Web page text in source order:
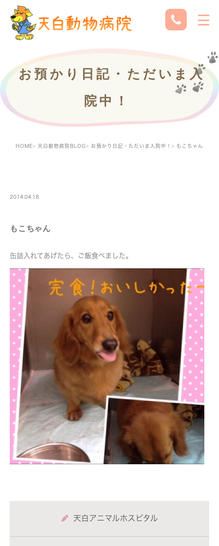
お預かり日記・ただいま入
院中！
HOME 天白動物病院BLOG お預かり日記・ただいま入院中！ もこちゃん
2014.04.18
もこちゃん
缶詰入れてあげたら、ご飯食べました。
天白アニマルホスピタル